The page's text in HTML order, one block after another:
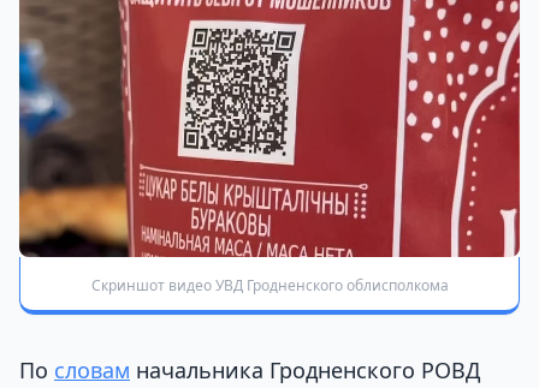
Скриншот видео УВД Гродненского облисполкома
По словам начальника Гродненского РОВД